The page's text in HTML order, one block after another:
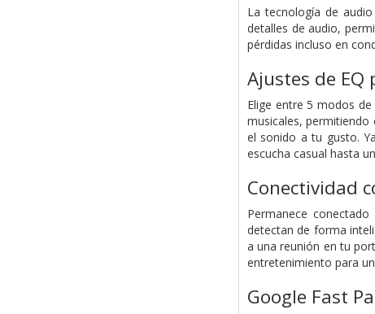
La tecnología de
detalles de audio,
pérdidas incluso en
Ajustes de EQ
Elige entre 5 modos
musicales,
el sonido a tu gusto.
escucha casual hasta
Conectividad
Permanece
detectan de forma
a una reunión en tu
entretenimiento para
Google Fast